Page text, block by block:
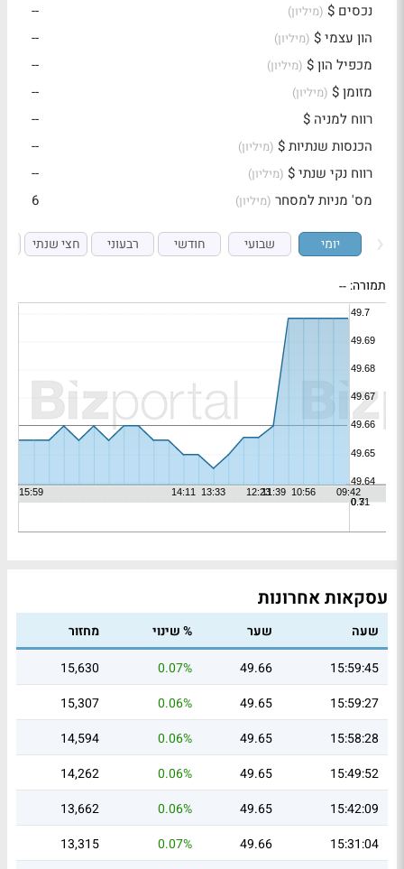
נכסים $ (מיליון)
--
הון עצמי $ (מיליון)
--
מכפיל הון $ (מיליון)
--
מזומן $ (מיליון)
--
רווח למניה $
--
הכנסות שנתיות $ (מיליון)
--
רווח נקי שנתי $ (מיליון)
--
מס' מניות למסחר (מיליון) 6
יומי שבועי חודשי רבעוני חצי שנתי
תמורה: --
עסקאות אחרונות
שעה שער % שינוי
מחזור
15:59:45
49.66
0.07%
15,630
15:59:27
49.65
0.06%
15,307
15:58:28
49.65
0.06%
14,594
15:49:52
49.65
0.06%
14,262
15:42:09
49.65
0.06%
13,662
15:31:04
49.66
0.07%
13,315